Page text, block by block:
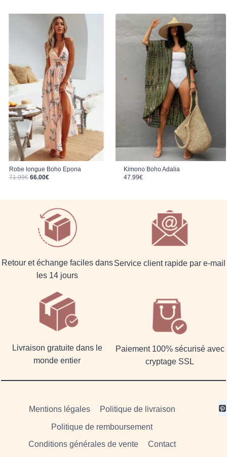
Robe longue Boho Epona
71.99€ Le prix initial était : 71.99€.
66.00€Le prix actuel est : 66.00€.
Kimono Boho Adalia
47.99€
Retour et échange faciles dans
les 14 jours
Service client rapide par e-mail
Livraison gratuite dans le
monde entier
Paiement 100% sécurisé avec
cryptage SSL
Mentions légales Politique de livraison
Politique de remboursement
Conditions générales de vente Contact